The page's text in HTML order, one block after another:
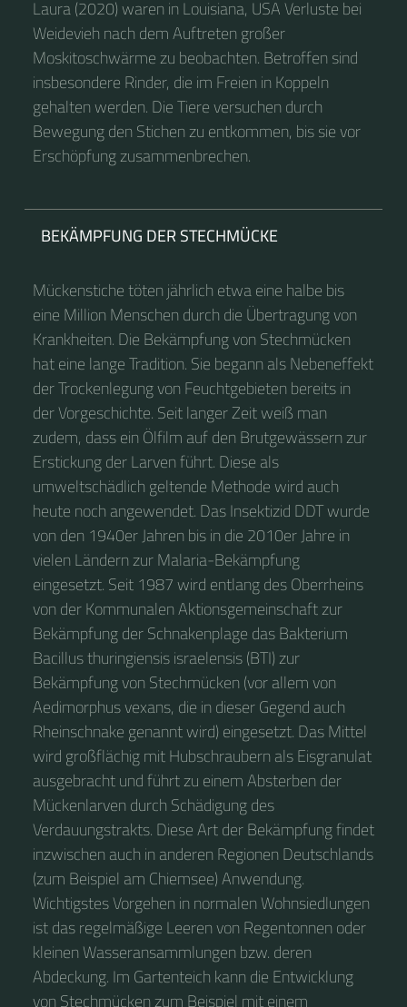
Laura (2020) waren in Louisiana, USA Verluste bei
Weidevieh nach dem Auftreten großer
Moskitoschwärme zu beobachten. Betroffen sind
insbesondere Rinder, die im Freien in Koppeln
gehalten werden. Die Tiere versuchen durch
Bewegung den Stichen zu entkommen, bis sie vor
Erschöpfung zusammenbrechen.
BEKÄMPFUNG DER STECHMÜCKE
Mückenstiche töten jährlich etwa eine halbe bis
eine Million Menschen durch die Übertragung von
Krankheiten. Die Bekämpfung von Stechmücken
hat eine lange Tradition. Sie begann als Nebeneffekt
der Trockenlegung von Feuchtgebieten bereits in
der Vorgeschichte. Seit langer Zeit weiß man
zudem, dass ein Ölfilm auf den Brutgewässern zur
Erstickung der Larven führt. Diese als
umweltschädlich geltende Methode wird auch
heute noch angewendet. Das Insektizid DDT wurde
von den 1940er Jahren bis in die 2010er Jahre in
vielen Ländern zur Malaria-Bekämpfung
eingesetzt. Seit 1987 wird entlang des Oberrheins
von der Kommunalen Aktionsgemeinschaft zur
Bekämpfung der Schnakenplage das Bakterium
Bacillus thuringiensis israelensis (BTI) zur
Bekämpfung von Stechmücken (vor allem von
Aedimorphus vexans, die in dieser Gegend auch
Rheinschnake genannt wird) eingesetzt. Das Mittel
wird großflächig mit Hubschraubern als Eisgranulat
ausgebracht und führt zu einem Absterben der
Mückenlarven durch Schädigung des
Verdauungstrakts. Diese Art der Bekämpfung findet
inzwischen auch in anderen Regionen Deutschlands
(zum Beispiel am Chiemsee) Anwendung.
Wichtigstes Vorgehen in normalen Wohnsiedlungen
ist das regelmäßige Leeren von Regentonnen oder
kleinen Wasseransammlungen bzw. deren
Abdeckung. Im Gartenteich kann die Entwicklung
von Stechmücken zum Beispiel mit einem